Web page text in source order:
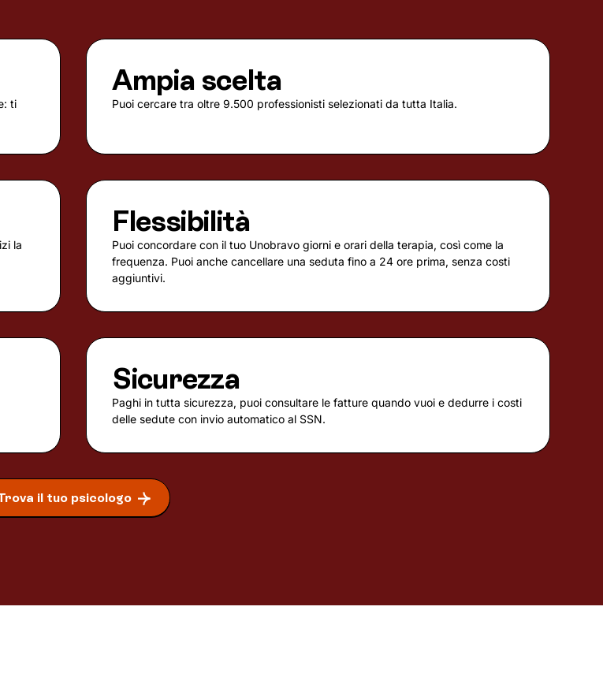
ti
Ampia scelta
Puoi cercare tra oltre 9.500 professionisti selezionati da tutta Italia.
la
Flessibilità
Puoi concordare con il tuo Unobravo giorni e orari della terapia, così come la
frequenza. Puoi anche cancellare una seduta fino a 24 ore prima, senza costi
aggiuntivi.
Sicurezza
Paghi in tutta sicurezza, puoi consultare le fatture quando vuoi e dedurre i costi
delle sedute con invio automatico al SSN.
il tuo psicologo